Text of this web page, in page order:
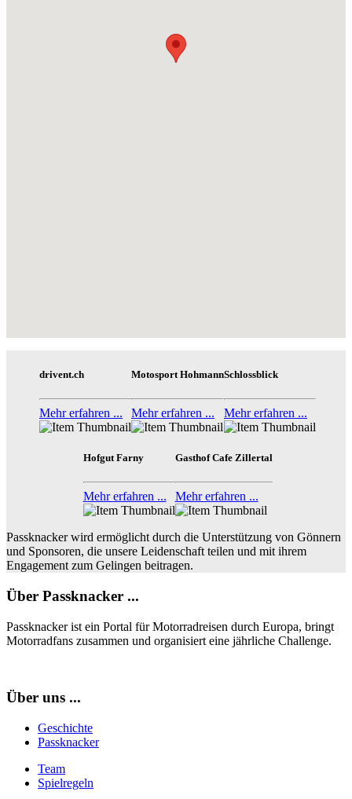
drivent.ch
Mehr erfahren ...
Motosport Hohmann
Mehr erfahren ...
Schlossblick
Mehr erfahren ...
Hofgut Farny
Mehr erfahren ...
Gasthof Cafe Zillertal
Mehr erfahren ...
Passknacker wird ermöglicht durch die Unterstützung von Gönnern
und Sponsoren, die unsere Leidenschaft teilen und mit ihrem
Engagement zum Gelingen beitragen.
Über Passknacker ...
Passknacker ist ein Portal für Motorradreisen durch Europa, bringt
Motorradfans zusammen und organisiert eine jährliche Challenge.
Über uns ...
Geschichte
Passknacker
Team
Spielregeln